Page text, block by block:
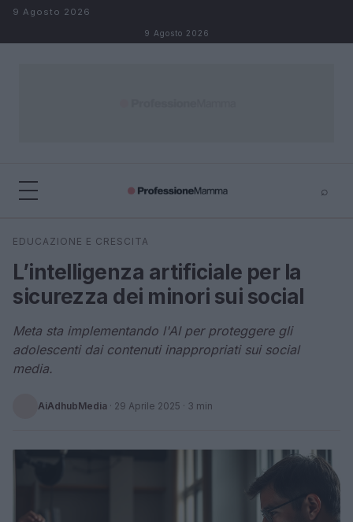
Salta al contenuto
9 Agosto 2026
9 Agosto 2026
⌕
Cerca
EDUCAZIONE E CRESCITA
L’intelligenza artificiale per la
sicurezza dei minori sui social
Meta sta implementando l'AI per proteggere gli
adolescenti dai contenuti inappropriati sui social
media.
AiAdhubMedia · 29 Aprile 2025 · 3 min